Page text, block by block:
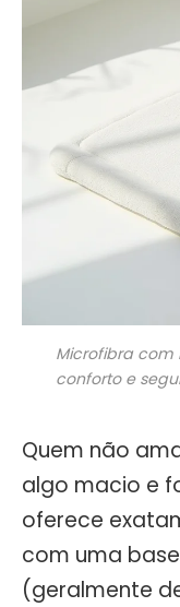
Microfibra
conforto e
Quem não
algo macio e
oferece
com uma
(geralmente